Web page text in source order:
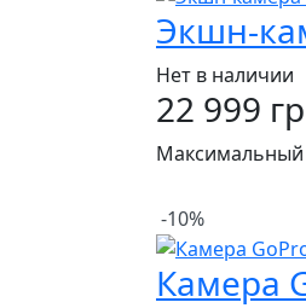
Экшн-
Нет в наличии
22 999
Максимальный
-10%
Камера